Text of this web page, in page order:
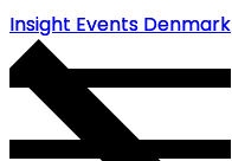
Insight Events Denmark
Insight Events Denmark